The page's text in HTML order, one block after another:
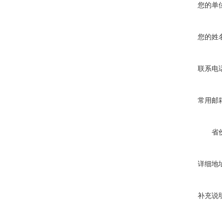
您的单
您的姓
联系电
常用邮
省
详细地
补充说